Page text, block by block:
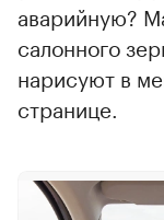
аварийную?
салонного
нарисуют в
странице.